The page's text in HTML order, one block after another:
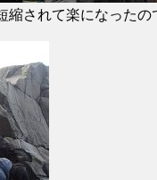
されて楽になったの